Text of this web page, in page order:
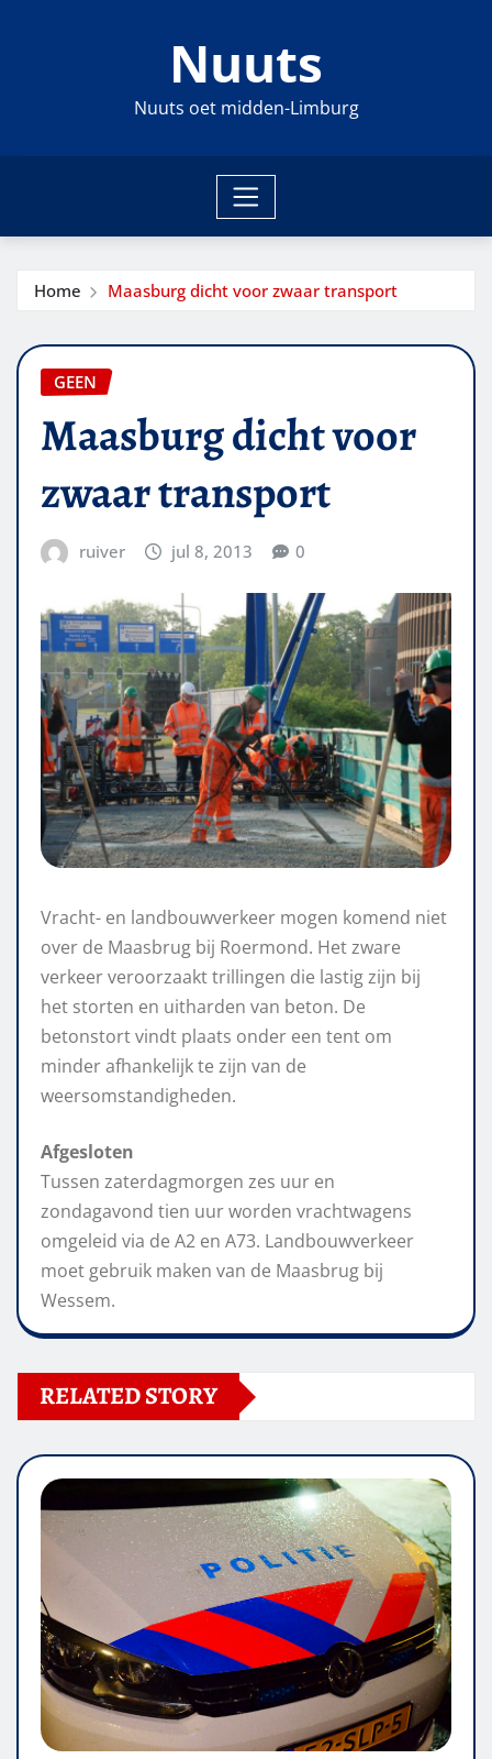
Nuuts
Nuuts oet midden-Limburg
Home Maasburg dicht voor zwaar transport
GEEN
Maasburg dicht voor
zwaar transport
ruiver jul 8, 2013 0
Vracht- en landbouwverkeer mogen komend niet
over de Maasbrug bij Roermond. Het zware
verkeer veroorzaakt trillingen die lastig zijn bij
het storten en uitharden van beton. De
betonstort vindt plaats onder een tent om
minder afhankelijk te zijn van de
weersomstandigheden.
Afgesloten
Tussen zaterdagmorgen zes uur en
zondagavond tien uur worden vrachtwagens
omgeleid via de A2 en A73. Landbouwverkeer
moet gebruik maken van de Maasbrug bij
Wessem.
RELATED STORY